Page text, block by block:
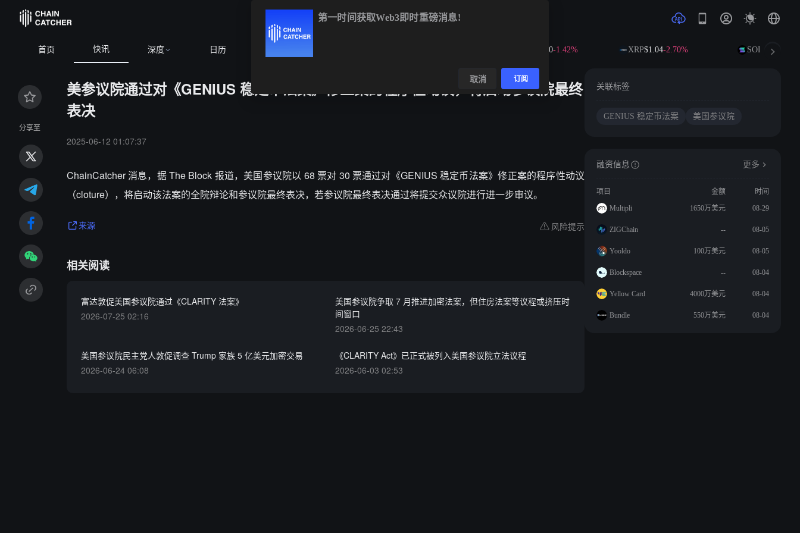
首页 快讯 深度 日历 -1.42% XRP$1.04-2.70% SOL$73.45
分享至
美参议院通过对《GENIUS 稳定币法案》修正案的程序性动议，将启动参议院最终
表决
2025-06-12 01:07:37
ChainCatcher 消息， 据 The Block 报道，美国参议院以 68 票对 30 票通过对《GENIUS 稳定币法案》修正案的程序性动议
（cloture），将启动该法案的全院辩论和参议院最终表决，若参议院最终表决通过将提交众议院进行进一步审议。
来源 风险提示
相关阅读
富达敦促美国参议院通过《CLARITY 法案》
2026-07-25 02:16
美国参议院争取 7 月推进加密法案，但住房法案等议程或挤压时
间窗口
2026-06-25 22:43
美国参议院民主党人敦促调查 Trump 家族 5 亿美元加密交易
2026-06-24 06:08
《CLARITY Act》已正式被列入美国参议院立法议程
2026-06-03 02:53
关联标签
GENIUS 稳定币法案 美国参议院
融资信息 更多
项目 金额
时间
Multipli
1650万美元 08-29
ZIGChain -- 08-05
Yooldo 100万美元 08-05
Blockspace -- 08-04
Yellow Card 4000万美元 08-04
Bundle 550万美元 08-04
第一时间获取Web3即时重磅消息!
取消 订阅